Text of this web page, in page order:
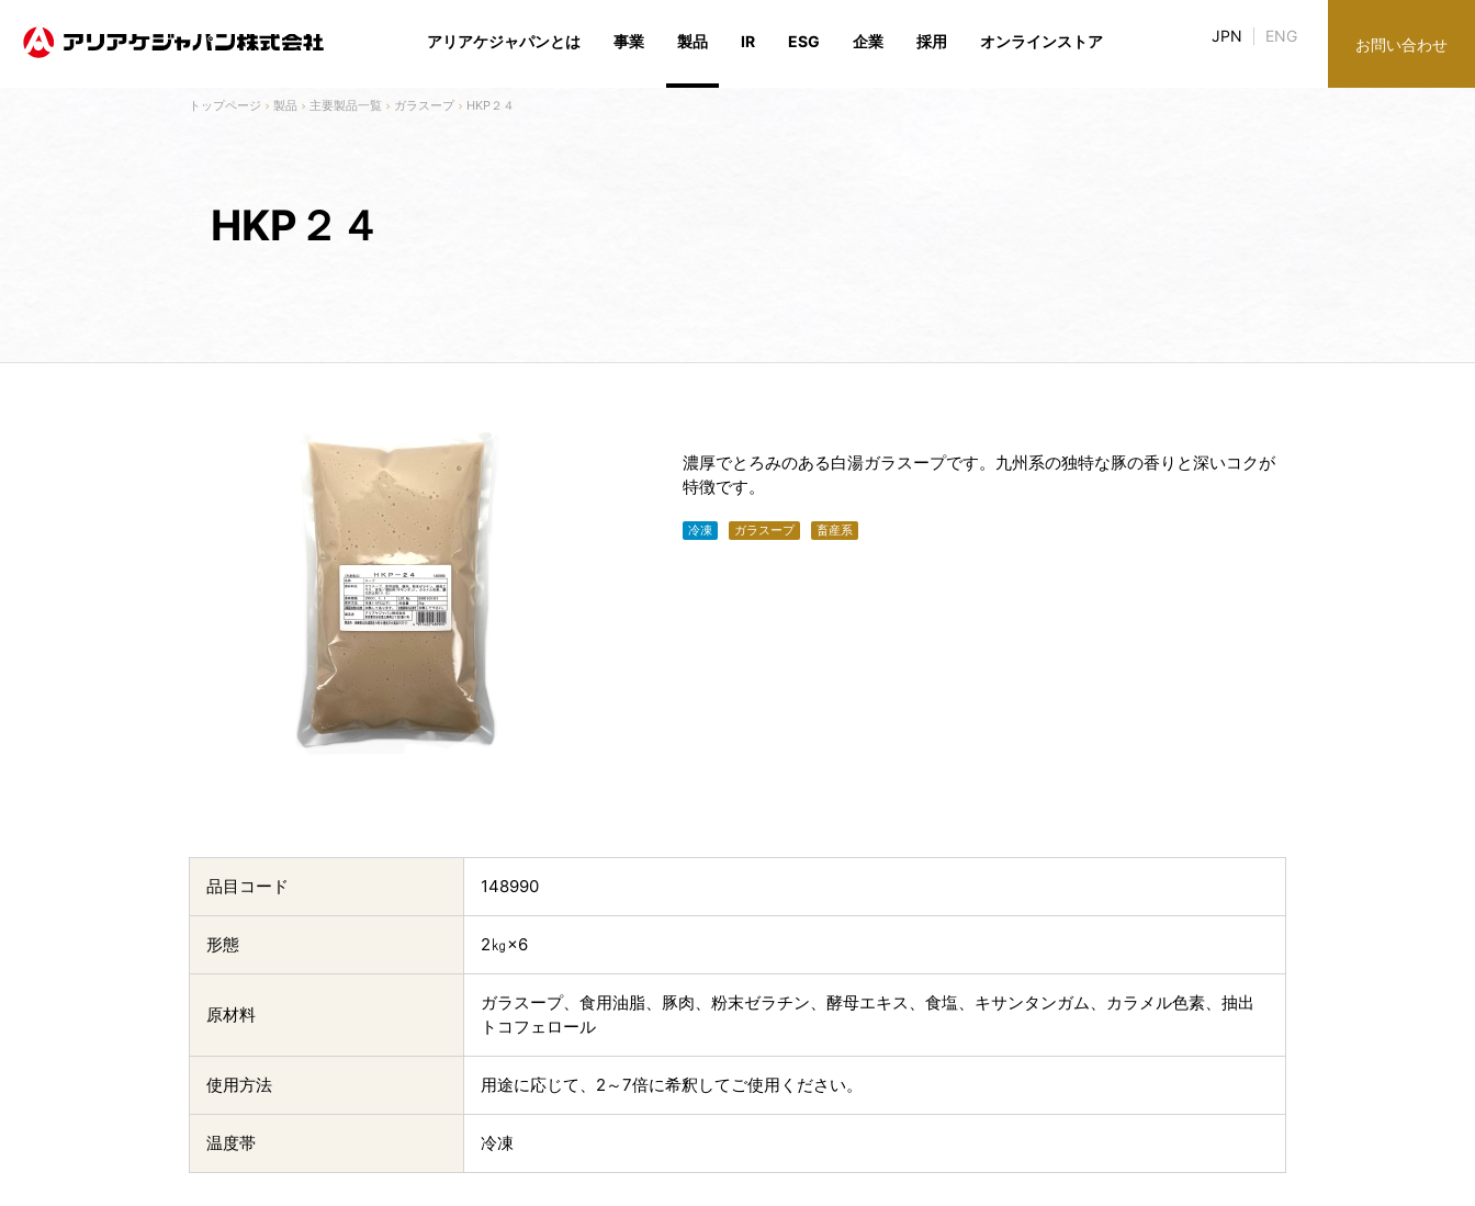
製品 主要製品一覧 ガラスープ HKP２４
HKP２４
濃厚でとろみのある白湯ガラスープです。九州系の独特な豚の香りと深いコクが
特徴です。
冷凍 ガラスープ 畜産系
品目コード 148990
形態 2㎏×6
原材料
ガラスープ、食用油脂、豚肉、粉末ゼラチン、酵母エキス、食塩、キサンタンガム、カラメル色素、抽出
トコフェロール
使用方法 用途に応じて、2～7倍に希釈してご使用ください。
温度帯 冷凍
お問い合わせ
JPN ENG
アリアケジャパンとは 事業 製品
投資家情報
電子公告
IR ESG 企業 採用 オンラインストア